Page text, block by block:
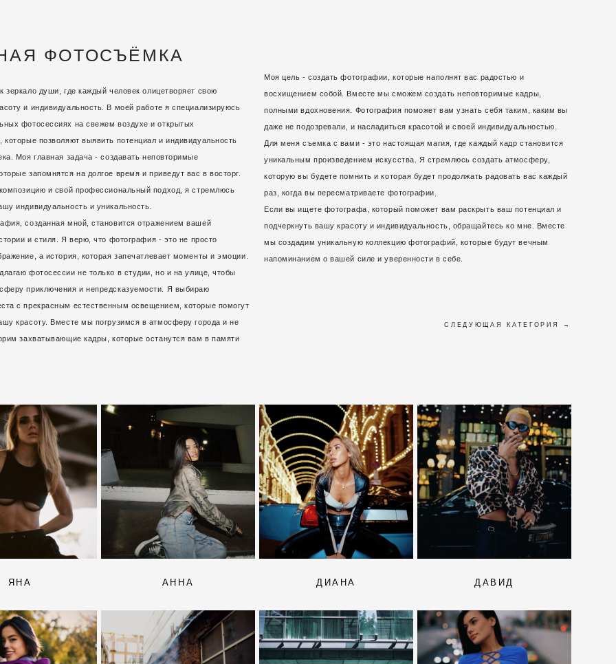
ФОТОСЪЁМКА
зеркало души, где каждый человек олицетворяет свою
и индивидуальность. В моей работе я специализируюсь
фотосессиях на свежем воздухе и открытых
которые позволяют выявить потенциал и индивидуальность
Моя главная задача - создавать неповторимые
запомнятся на долгое время и приведут вас в восторг.
и свой профессиональный подход, я стремлюсь
индивидуальность и уникальность.
созданная мной, становится отражением вашей
и стиля. Я верю, что фотография - это не просто
а история, которая запечатлевает моменты и эмоции.
фотосессии не только в студии, но и на улице, чтобы
приключения и непредсказуемости. Я выбираю
с прекрасным естественным освещением, которые помогут
красоту. Вместе мы погрузимся в атмосферу города и не
захватывающие кадры, которые останутся вам в памяти
Моя цель - создать фотографии, которые наполнят вас радостью и
восхищением собой. Вместе мы сможем создать неповторимые кадры,
полными вдохновения. Фотография поможет вам узнать себя таким, каким вы
даже не подозревали, и насладиться красотой и своей индивидуальностью.
Для меня съемка с вами - это настоящая магия, где каждый кадр становится
уникальным произведением искусства. Я стремлюсь создать атмосферу,
которую вы будете помнить и которая будет продолжать радовать вас каждый
раз, когда вы пересматриваете фотографии.
Если вы ищете фотографа, который поможет вам раскрыть ваш потенциал и
подчеркнуть вашу красоту и индивидуальность, обращайтесь ко мне. Вместе
мы создадим уникальную коллекцию фотографий, которые будут вечным
напоминанием о вашей силе и уверенности в себе.
СЛЕДУЮЩАЯ КАТЕГОРИЯ →
ЯНА АННА ДИАНА ДАВИД